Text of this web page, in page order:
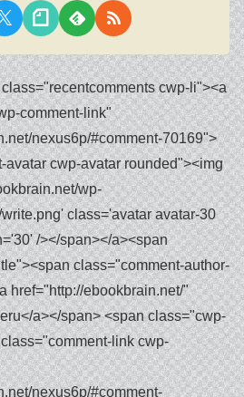
srcset='https://secure.gravatar.com/avatar/799df9cebe9d92d1cb7412db249f9afa?s=60&d=mm&r=g 2x' class='avatar avatar-30 photo' height='30' width='30' loading='lazy' decoding='async'/></span></a><span class="cwp-comment-title"><span class="comment-author-link cwp-author-link">楓子</span> <span class="cwp-on-text">on</span> <a class="comment-link cwp-comment-link" href="https://ebookbrain.net/images-video-thread-posts-for-twitter-api/#comment-63146">【GAS】ツリー投稿・動画投稿・画像複数枚投稿(media upload)で予約投稿するやり方【Twitter API】</a></span></li><li class="recentcomments cwp-li"><a class="comment-link cwp-comment-link" href="https://ebookbrain.net/adobe-acrobat/#comment-62822"><span class="comment-avatar cwp-avatar rounded"><img alt='neru' src='http://ebookbrain.net/wp-content/uploads/profile/write.png' class='avatar avatar-30 photo' height='30' width='30' /></span></a><span class="cwp-comment-title"><span class="comment-author-link cwp-author-link"><a href="http://ebookbrain.net/" class="url" rel="ugc">neru</a></span> <span class="cwp-on-text">on</span> <a class="comment-link cwp-comment-link" href="https://ebookbrain.net/adobe-acrobat/#comment-62822">Adobe Acrobat Pro 11買い切りがWindows11にインストールできない(より機能が多い製品が既にインストールされています)</a></span></li><li class="recentcomments cwp-li"><a class="comment-link cwp-comment-link" href="https://ebookbrain.net/adobe-acrobat/#comment-62800"><span class="comment-avatar cwp-avatar rounded"><img alt='' src='https://secure.gravatar.com/avatar/e5f2dcbeb11811d9cc46011a55d65700?s=30&d=mm&r=g' srcset='https://secure.gravatar.com/avatar/e5f2dcbeb11811d9cc46011a55d65700?s=60&d=mm&r=g 2x' class='avatar avatar-30 photo' height='30' width='30' loading='lazy' decoding='async'/></span></a><span class="cwp-comment-title"><span class="comment-author-link cwp-author-link">sakamoto</span> <span class="cwp-on-text">on</span> <a class="comment-link cwp-comment-link" href="https://ebookbrain.net/adobe-acrobat/#comment-62800">Adobe Acrobat Pro 11買い切りがWindows11にインストールできない(より機能が多い製品が既にインストールされています)</a></span></li><li class="recentcomments cwp-li"><a class="comment-link cwp-comment-link" href="https://ebookbrain.net/windows-standard-recording-tool/#comment-62589"><span class="comment-avatar cwp-avatar rounded"><img alt='neru' src='http://ebookbrain.net/wp-content/uploads/profile/write.png' class='avatar avatar-30 photo' height='30' width='30' /></span></a><span class="cwp-comment-title"><span class="comment-author-link cwp-author-link"><a href="http://ebookbrain.net/" class="url" rel="ugc">neru</a></span> <span class="cwp-on-text">on</span> <a class="comment-link cwp-comment-link" href="https://ebookbrain.net/windows-standard-recording-tool/#comment-62589">評判!Clipchamp、Xbox Game bar、Snipping Toolの商用利用は?録画できない?重い遅い？</a></span></li><li class="recentcomments cwp-li"><a class="comment-link cwp-comment-link" href="https://ebookbrain.net/windows-standard-recording-tool/#comment-62585"><span class="comment-avatar cwp-avatar rounded"><img alt='' src='https://secure.gravatar.com/avatar/53c5ba6ba0f5531dad73e0eaacc0b01e?s=30&d=mm&r=g' srcset='https://secure.gravatar.com/avatar/53c5ba6ba0f5531dad73e0eaacc0b01e?s=60&d=mm&r=g 2x' class='avatar avatar-30 photo' height='30' width='30' loading='lazy' decoding='async'/></span></a><span class="cwp-comment-title"><span class="comment-author-link cwp-author-link">りゅう</span> <span class="cwp-on-text">on</span> <a class="comment-link cwp-comment-link" href="https://ebookbrain.net/windows-standard-recording-tool/#comment-62585">評判!Clipchamp、Xbox Game bar、Snipping Toolの商用利用は?録画できない?重い遅い？</a></span></li><li class="recentcomments cwp-li"><a class="comment-link cwp-comment-link" href="https://ebookbrain.net/windows-standard-recording-tool/#comment-62576"><span class="comment-avatar cwp-avatar rounded"><img alt='neru' src='http://ebookbrain.net/wp-content/uploads/profile/write.png' class='avatar avatar-30 photo' height='30' width='30' /></span></a><span class="cwp-comment-title"><span class="comment-author-link cwp-author-link"><a href="http://ebookbrain.net/" class="url" rel="ugc">neru</a></span> <span class="cwp-on-text">on</span> <a class="comment-link cwp-comment-link" href="https://ebookbrain.net/windows-standard-recording-tool/#comment-62576">評判!Clipchamp、Xbox Game bar、Snipping Toolの商用利用は?録画できない?重い遅い？</a></span></li><li class="recentcomments cwp-li"><a class="comment-link cwp-comment-link" href="https://ebookbrain.net/windows-standard-recording-tool/#comment-62571"><span class="comment-avatar cwp-avatar rounded"><img alt='' src='https://secure.gravatar.com/avatar/53c5ba6ba0f5531dad73e0eaacc0b01e?s=30&d=mm&r=g' srcset='https://secure.gravatar.com/avatar/53c5ba6ba0f5531dad73e0eaacc0b01e?s=60&d=mm&r=g 2x' class='avatar avatar-30 photo' height='30' width='30' loading='lazy' decoding='async'/></span></a><span class="cwp-comment-title"><span class="comment-author-link cwp-author-link">りゅう</span> <span class="cwp-on-text">on</span> <a class="comment-link cwp-comment-link" href="https://ebookbrain.net/windows-standard-recording-tool/#comment-62571">評判!Clipchamp、Xbox Game bar、Snipping Toolの商用利用は?録画できない?重い遅い？</a></span></li><li class="recentcomments cwp-li"><a class="comment-link cwp-comment-link" href="https://ebookbrain.net/delete-tweet/#comment-61129"><span class="comment-avatar cwp-avatar rounded"><img alt='neru' src='http://ebookbrain.net/wp-content/uploads/profile/write.png' class='avatar avatar-30 photo' height='30' width='30' /></span></a><span class="cwp-comment-title"><span class="comment-author-link cwp-author-link"><a href="http://ebookbrain.net/" class="url" rel="ugc">neru</a></span> <span class="cwp-on-text">on</span> <a class="comment-link cwp-comment-link" href="https://ebookbrain.net/delete-tweet/#comment-61129">【ツイ消し】ツイート一括削除・全消しツール１２選【無料】ツイ消しクリーナーで残る/消えない?】</a></span></li><li class="recentcomments cwp-li"><a cl